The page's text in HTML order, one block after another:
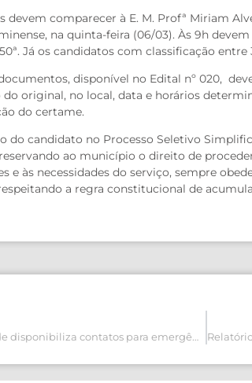
devem comparecer à E. M. Profª Miriam
na quinta-feira (06/03). Às 9h devem
Já os candidatos com classificação entre
disponível no Edital nº 020,
do original, no local, data e horários
do certame.
do candidato no Processo Seletivo
ao município o direito de
e às necessidades do serviço, sempre
a regra constitucional de